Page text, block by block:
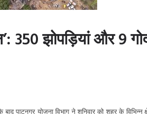
350 झोपड़ियां और 9
योजना विभाग ने शनिवार को शहर के विभिन्न